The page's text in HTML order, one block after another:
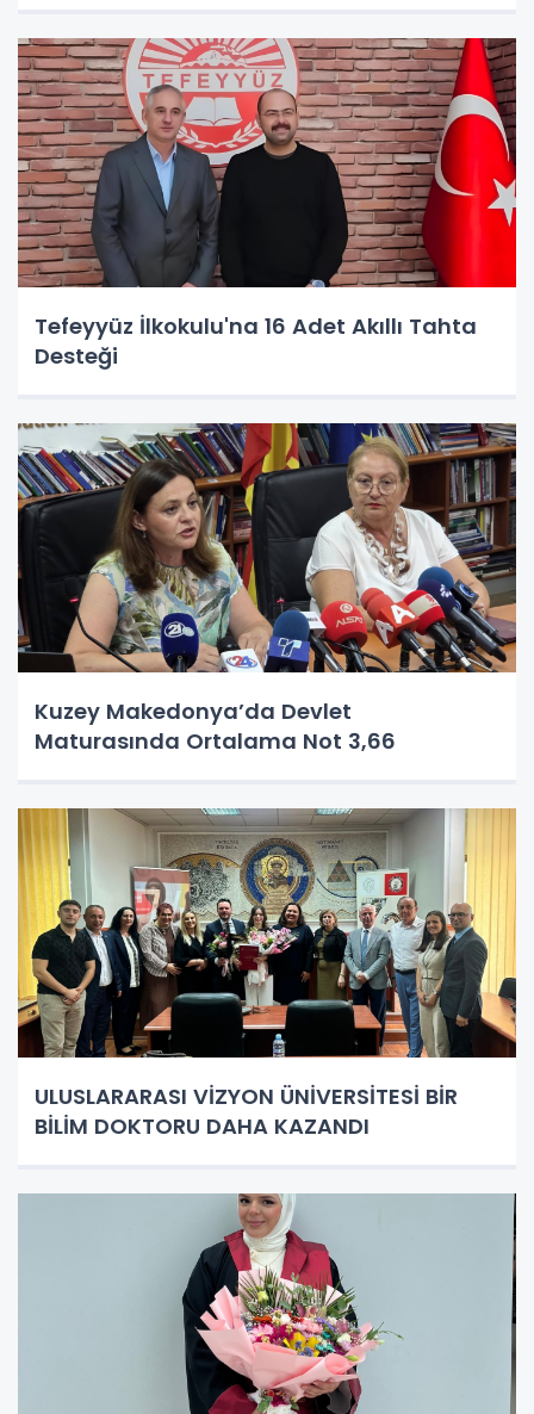
Tefeyyüz İlkokulu'na 16 Adet Akıllı Tahta
Desteği
Kuzey Makedonya’da Devlet
Maturasında Ortalama Not 3,66
ULUSLARARASI VİZYON ÜNİVERSİTESİ BİR
BİLİM DOKTORU DAHA KAZANDI